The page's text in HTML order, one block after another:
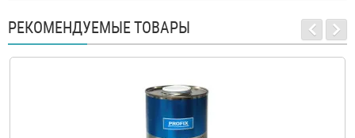
РЕКОМЕНДУЕМЫЕ ТОВАРЫ